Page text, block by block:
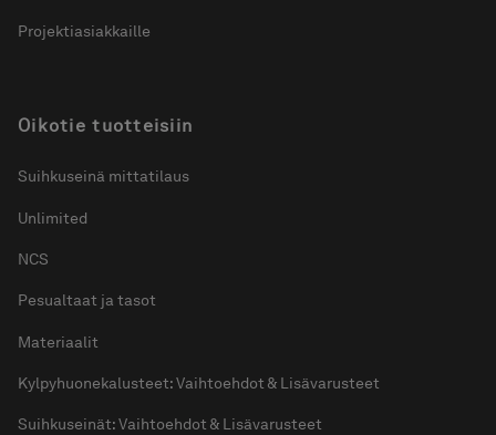
Projektiasiakkaille
Oikotie tuotteisiin
Suihkuseinä mittatilaus
Unlimited
NCS
Pesualtaat ja tasot
Materiaalit
Kylpyhuonekalusteet: Vaihtoehdot & Lisävarusteet
Suihkuseinät: Vaihtoehdot & Lisävarusteet